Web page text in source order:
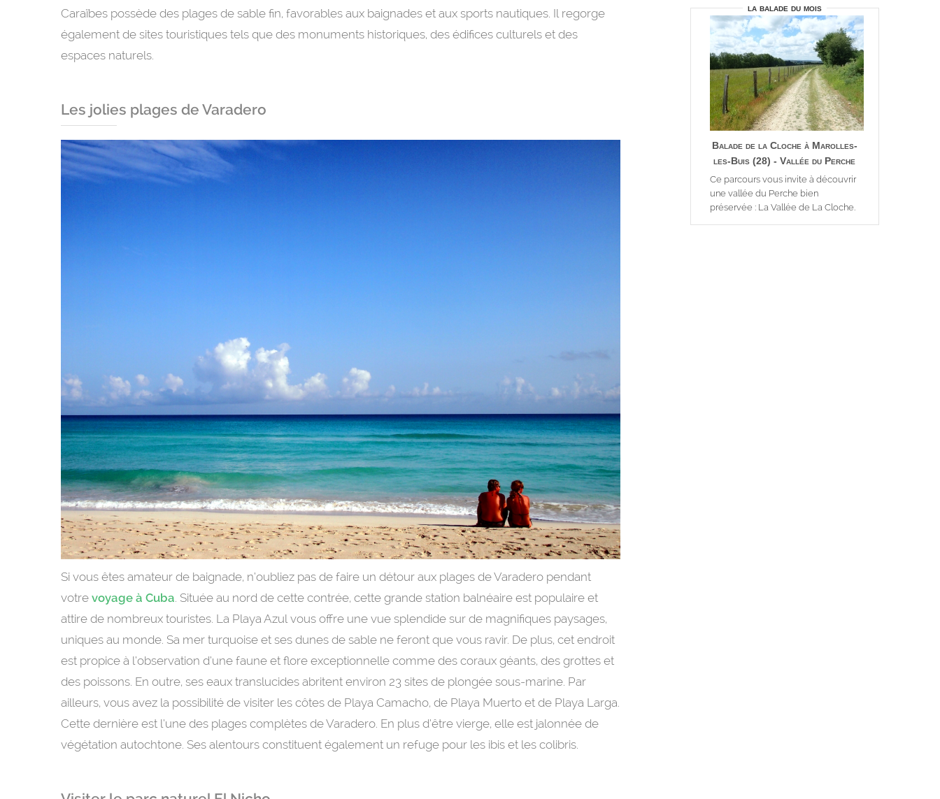
Caraïbes possède des plages de sable fin, favorables aux baignades et aux sports nautiques. Il regorge
également de sites touristiques tels que des monuments historiques, des édifices culturels et des
espaces naturels.
Les jolies plages de Varadero
Si vous êtes amateur de baignade, n’oubliez pas de faire un détour aux plages de Varadero pendant
votre voyage à Cuba. Située au nord de cette contrée, cette grande station balnéaire est populaire et
attire de nombreux touristes. La Playa Azul vous offre une vue splendide sur de magnifiques paysages,
uniques au monde. Sa mer turquoise et ses dunes de sable ne feront que vous ravir. De plus, cet endroit
est propice à l’observation d’une faune et flore exceptionnelle comme des coraux géants, des grottes et
des poissons. En outre, ses eaux translucides abritent environ 23 sites de plongée sous-marine. Par
ailleurs, vous avez la possibilité de visiter les côtes de Playa Camacho, de Playa Muerto et de Playa Larga.
Cette dernière est l’une des plages complètes de Varadero. En plus d’être vierge, elle est jalonnée de
végétation autochtone. Ses alentours constituent également un refuge pour les ibis et les colibris.
la balade du mois
Balade de la Cloche à Marolles-
les-Buis (28) - Vallée du Perche
Ce parcours vous invite à découvrir
une vallée du Perche bien
préservée : La Vallée de La Cloche.